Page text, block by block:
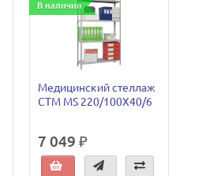
В наличии
Медицинский стеллаж
СТМ MS 220/100Х40/6
7 049 ₽